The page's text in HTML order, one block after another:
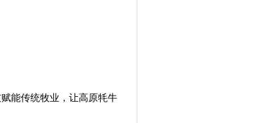
能传统牧业，让高原牦牛